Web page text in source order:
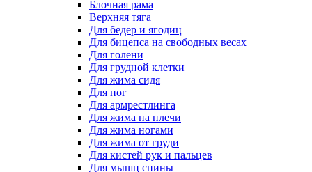
Блочная рама
Верхняя тяга
Для бедер и ягодиц
Для бицепса на свободных весах
Для голени
Для грудной клетки
Для жима сидя
Для ног
Для армрестлинга
Для жима на плечи
Для жима ногами
Для жима от груди
Для кистей рук и пальцев
Для мышц спины